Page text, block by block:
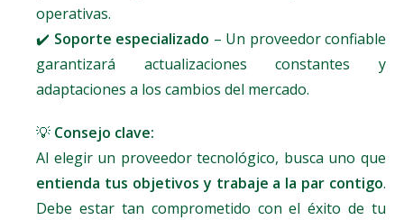
operativas.
✔️ Soporte especializado – Un proveedor confiable
garantizará actualizaciones constantes y
adaptaciones a los cambios del mercado.
💡 Consejo clave:
Al elegir un proveedor tecnológico, busca uno que
entienda tus objetivos y trabaje a la par contigo.
Debe estar tan comprometido con el éxito de tu